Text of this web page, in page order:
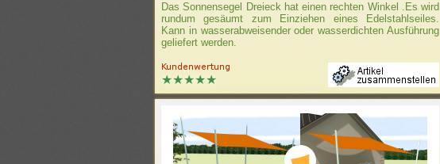
Das Sonnensegel Dreieck hat einen rechten Winkel .Es wird
rundum gesäumt zum Einziehen eines Edelstahlseiles.
Kann in wasserabweisender oder wasserdichten Ausführung
geliefert werden.